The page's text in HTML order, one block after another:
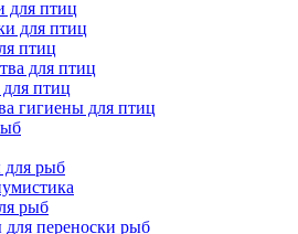
для птиц
для птиц
птиц
для птиц
птиц
гигиены для птиц
для рыб
рыб
переноски рыб